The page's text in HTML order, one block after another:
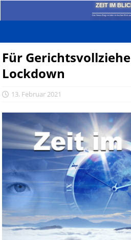
ZEIT IM
Das News-Blog mit dem kritischen Blick auf
Für
Lockdown
13. Februar 2021